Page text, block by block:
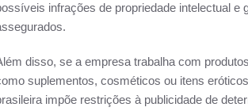
infrações de propriedade intelectual e
disso, se a empresa trabalha com
suplementos, cosméticos ou itens
impõe restrições à publicidade de